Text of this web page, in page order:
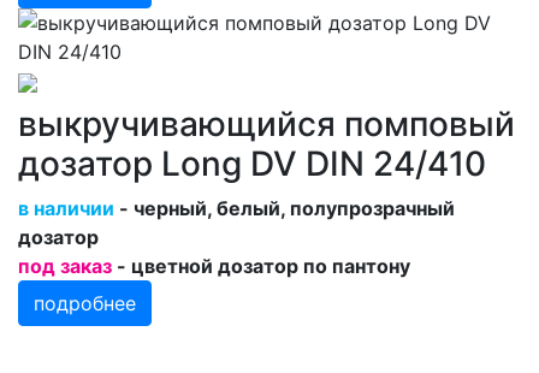
выкручивающийся помповый
дозатор Long DV DIN 24/410
в наличии - черный, белый, полупрозрачный
дозатор
под заказ - цветной дозатор по пантону
подробнее